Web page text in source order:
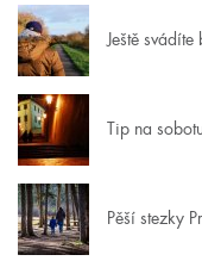
Ještě
Tip na
Pěší stezky